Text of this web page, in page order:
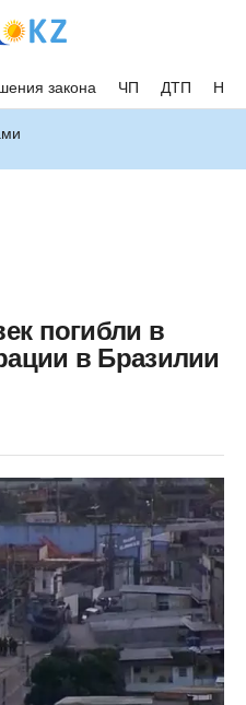
закона ЧП ДТП
погибли в
в Бразилии